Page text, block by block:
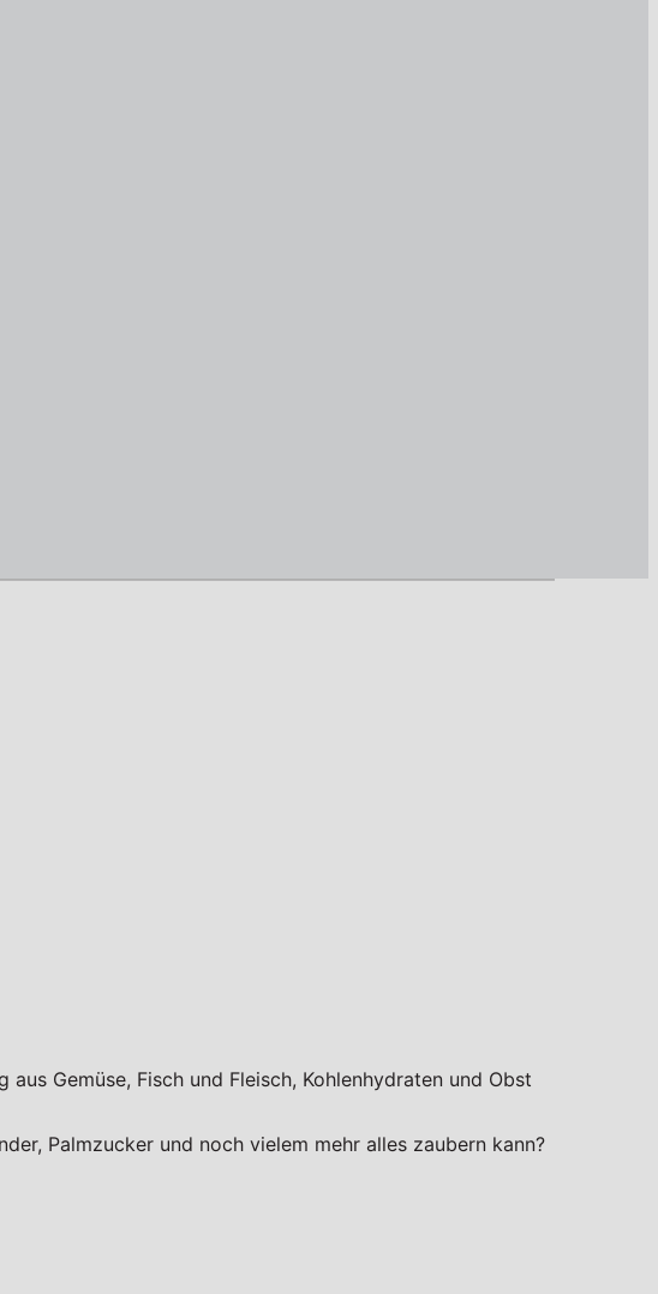
Gemüse, Fisch und Fleisch, Kohlenhydraten und Obst
Palmzucker und noch vielem mehr alles zaubern kann?